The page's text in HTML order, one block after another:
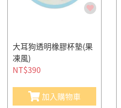
大耳狗透明橡膠杯墊(果
凍風)
NT$390
加入購物車